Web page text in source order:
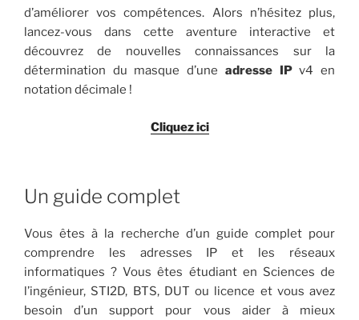
d’améliorer vos compétences. Alors n’hésitez plus,
lancez-vous dans cette aventure interactive et
découvrez de nouvelles connaissances sur la
détermination du masque d’une adresse IPv4 en
notation décimale !
Cliquez ici
Un guide complet
Vous êtes à la recherche d’un guide complet pour
comprendre les adresses IP et les réseaux
informatiques ? Vous êtes étudiant en Sciences de
l’ingénieur, STI2D, BTS, DUT ou licence et vous avez
besoin d’un support pour vous aider à mieux